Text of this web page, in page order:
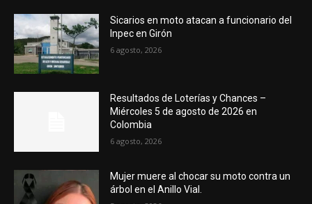
Sicarios en moto atacan a funcionario del
Inpec en Girón
6 agosto, 2026
Resultados de Loterías y Chances –
Miércoles 5 de agosto de 2026 en
Colombia
6 agosto, 2026
Mujer muere al chocar su moto contra un
árbol en el Anillo Vial.